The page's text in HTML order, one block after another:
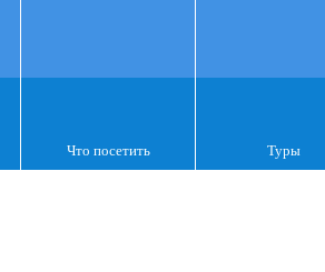
Что посетить Туры